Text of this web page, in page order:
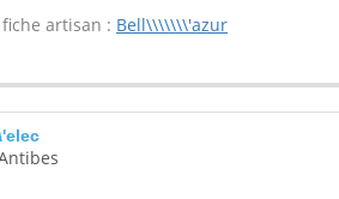
artisan : Bell\\\\\\\'azur